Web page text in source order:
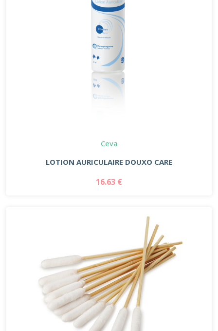
Ceva
LOTION AURICULAIRE DOUXO CARE
16.63 €